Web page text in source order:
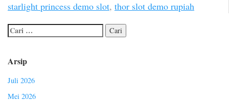
starlight princess demo slot, thor slot demo rupiah
Arsip
Juli 2026
Mei 2026